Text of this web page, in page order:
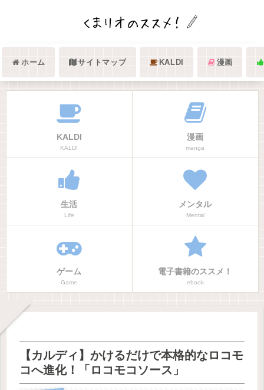
ホーム サイトマップ KALDI 漫画
KALDI
KALDI
漫画
manga
生活
Life
メンタル
Mental
ゲーム
Game
電子書籍のススメ！
ebook
【カルディ】かけるだけで本格的なロコモ
コへ進化！「ロコモコソース」